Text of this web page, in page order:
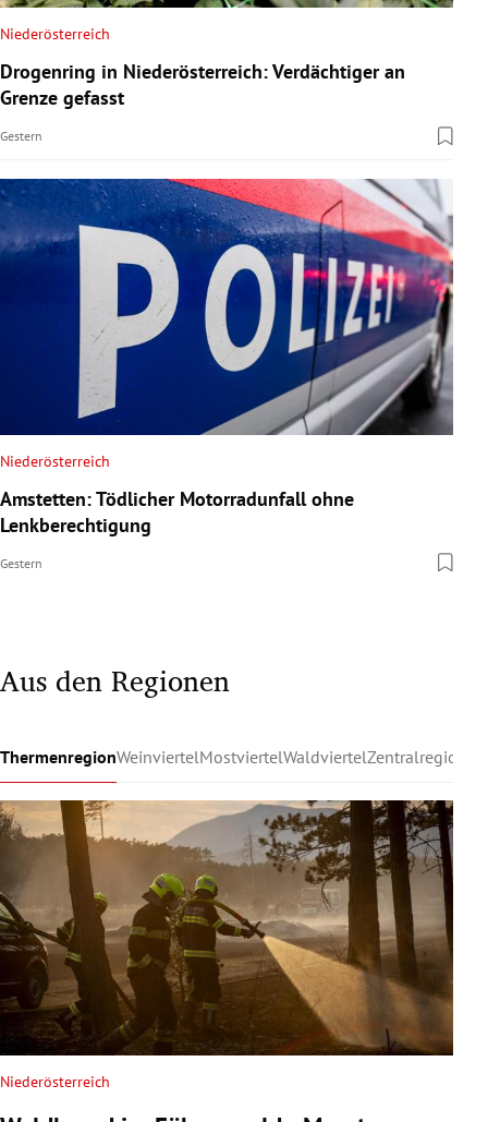
Niederösterreich
Drogenring in Niederösterreich: Verdächtiger an
Grenze gefasst
Gestern
Niederösterreich
Amstetten: Tödlicher Motorradunfall ohne
Lenkberechtigung
Gestern
Aus den Regionen
ThermenregionWeinviertelMostviertelWaldviertelZentralregion
Niederösterreich